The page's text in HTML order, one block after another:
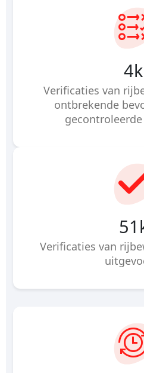
6k
Verificaties van
ontbrekende
83
Verificaties van